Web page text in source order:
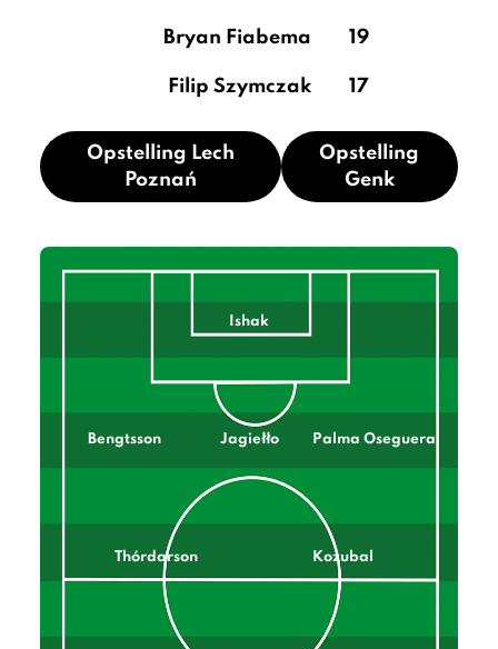
Bryan Fiabema 19
Filip Szymczak 17
Opstelling Lech
Poznań
Opstelling
Genk
Ishak
Bengtsson Jagiełło Palma Oseguera
Thórdarson Kozubal